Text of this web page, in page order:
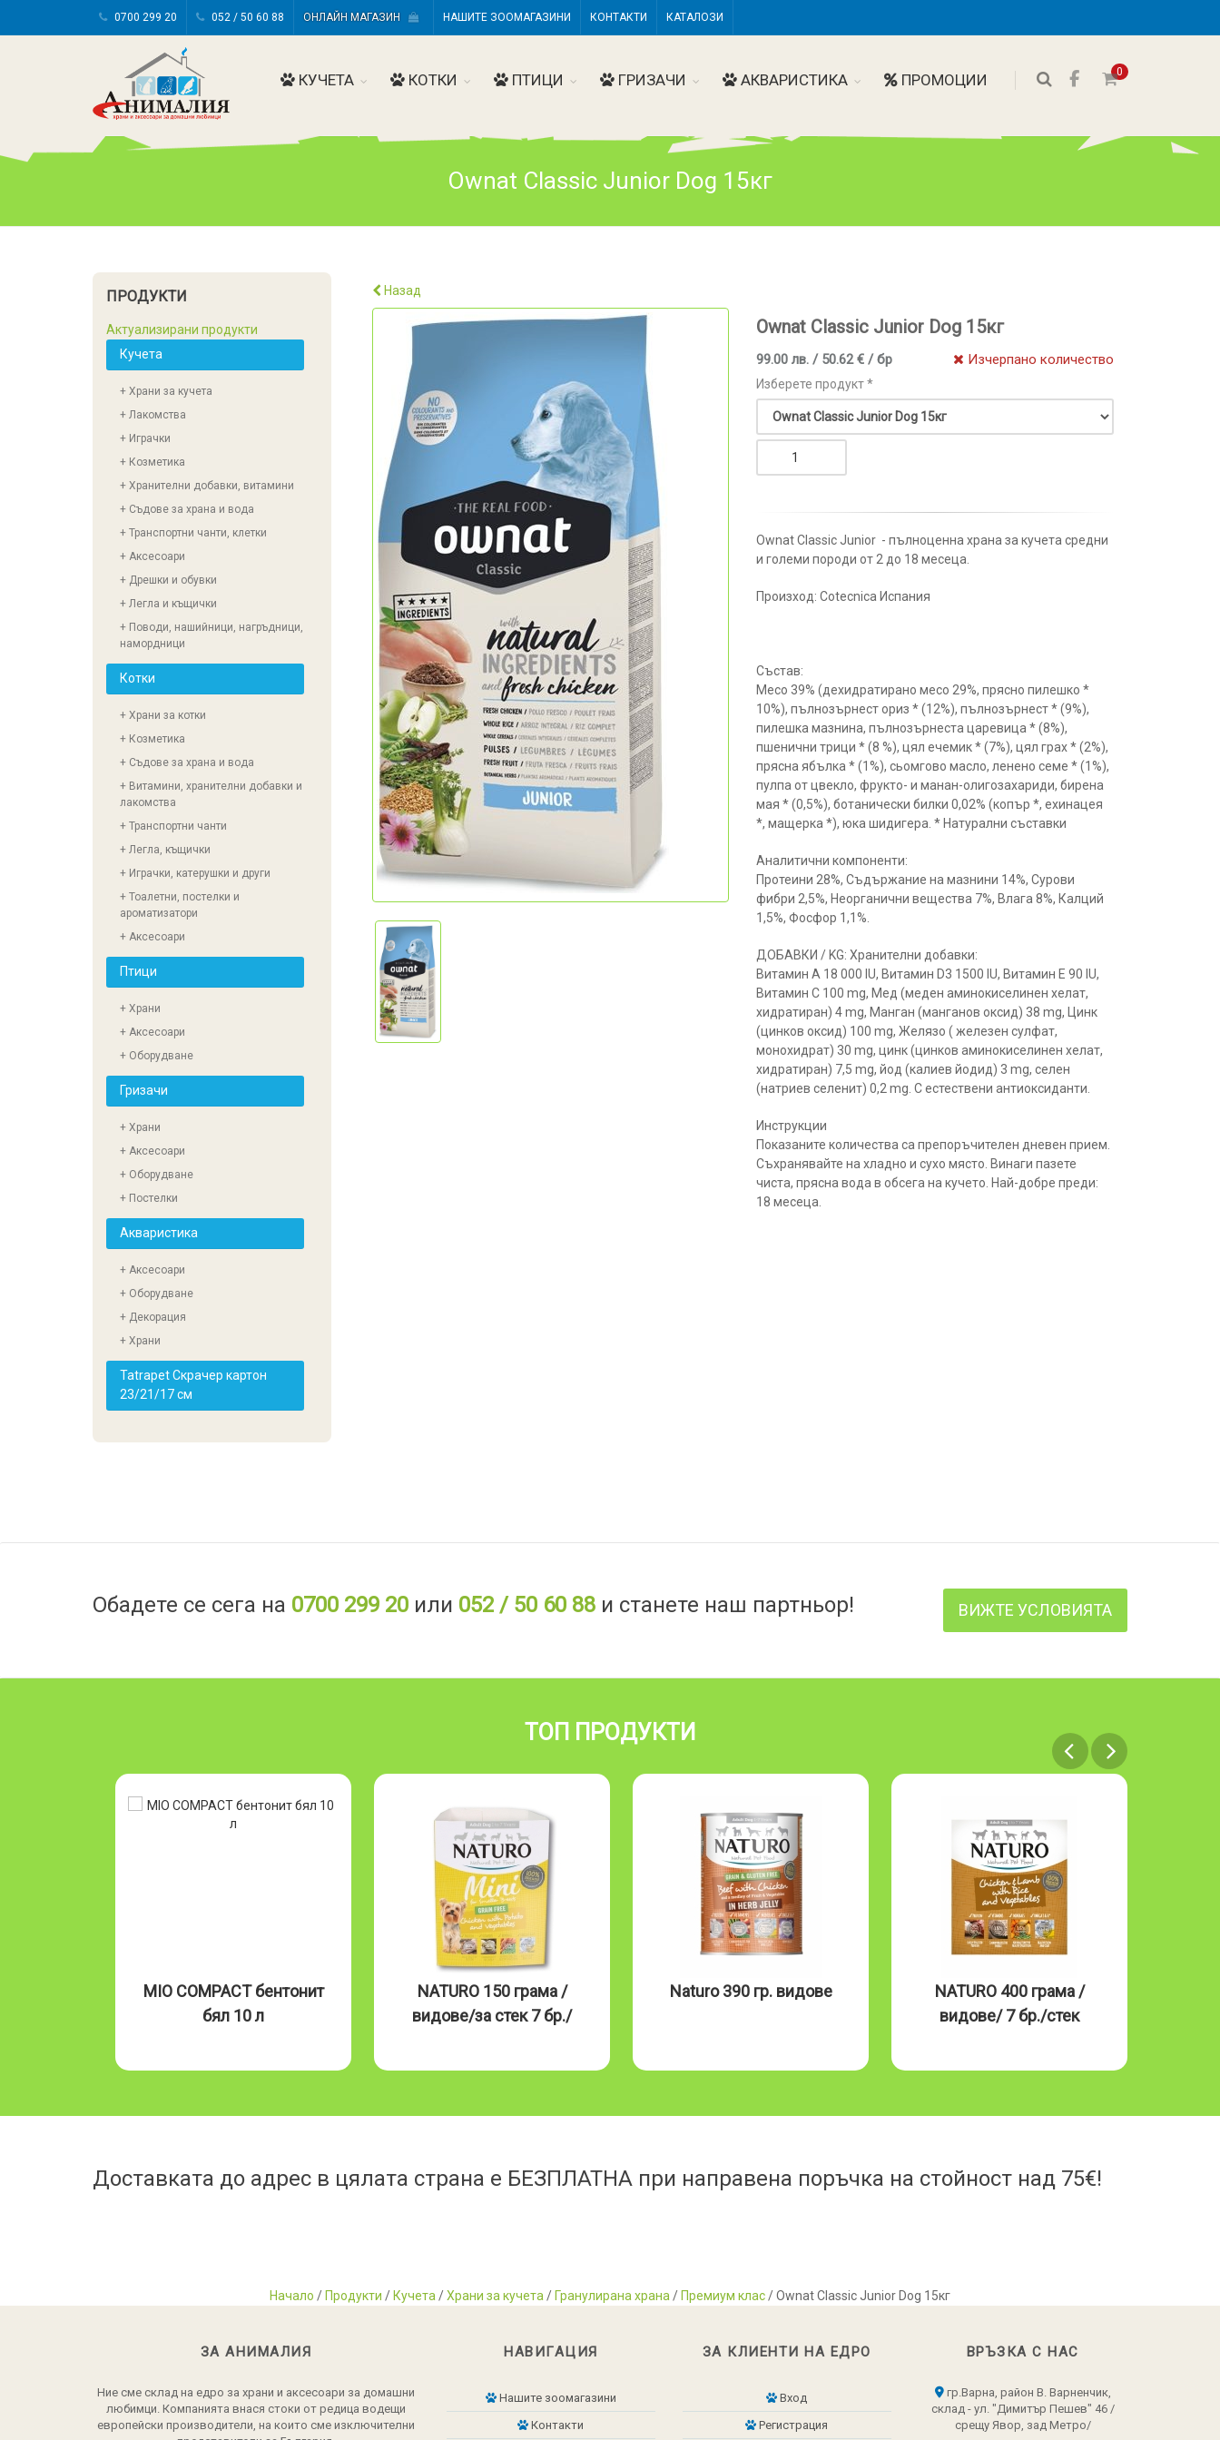
0700 299 20 052 / 50 60 88 ОНЛАЙН МАГАЗИН НАШИТЕ ЗООМАГАЗИНИ КОНТАКТИ КАТАЛОЗИ
0
КУЧЕТА КОТКИ ПТИЦИ ГРИЗАЧИ АКВАРИСТИКА ПРОМОЦИИ
Ownat Classic Junior Dog 15кг
Назад
Ownat Classic Junior Dog 15кг
99.00 лв. / 50.62 € / бр Изчерпано количество
Изберете продукт *
Ownat Classic Junior - пълноценна храна за кучета средни
и големи породи от 2 до 18 месеца.
Произход: Cotecnica Испания
Състав:
Месо 39% (дехидратирано месо 29%, прясно пилешко *
10%), пълнозърнест ориз * (12%), пълнозърнест * (9%),
пилешка мазнина, пълнозърнеста царевица * (8%),
пшенични трици * (8 %), цял ечемик * (7%), цял грах * (2%),
прясна ябълка * (1%), сьомгово масло, ленено семе * (1%),
пулпа от цвекло, фрукто- и манан-олигозахариди, бирена
мая * (0,5%), ботанически билки 0,02% (копър *, ехинацея
*, мащерка *), юка шидигера. * Натурални съставки
Аналитични компоненти:
Протеини 28%, Съдържание на мазнини 14%, Сурови
фибри 2,5%, Неорганични вещества 7%, Влага 8%, Калций
1,5%, Фосфор 1,1%.
ДОБАВКИ / KG: Хранителни добавки:
Витамин А 18 000 IU, Витамин D3 1500 IU, Витамин E 90 IU,
Витамин С 100 mg, Мед (меден аминокиселинен хелат,
хидратиран) 4 mg, Манган (манганов оксид) 38 mg, Цинк
(цинков оксид) 100 mg, Желязо ( железен сулфат,
монохидрат) 30 mg, цинк (цинков аминокиселинен хелат,
хидратиран) 7,5 mg, йод (калиев йодид) 3 mg, селен
(натриев селенит) 0,2 mg. С естествени антиоксиданти.
Инструкции
Показаните количества са препоръчителен дневен прием.
Съхранявайте на хладно и сухо място. Винаги пазете
чиста, прясна вода в обсега на кучето. Най-добре преди:
18 месеца.
ПРОДУКТИ
Актуализирани продукти
Кучета
+ Храни за кучета
+ Лакомства
+ Играчки
+ Козметика
+ Хранителни добавки, витамини
+ Съдове за храна и вода
+ Транспортни чанти, клетки
+ Аксесоари
+ Дрешки и обувки
+ Легла и къщички
+ Поводи, нашийници, нагръдници,
намордници
Котки
+ Храни за котки
+ Козметика
+ Съдове за храна и вода
+ Витамини, хранителни добавки и
лакомства
+ Транспортни чанти
+ Легла, къщички
+ Играчки, катерушки и други
+ Тоалетни, постелки и
ароматизатори
+ Аксесоари
Птици
+ Храни
+ Аксесоари
+ Оборудване
Гризачи
+ Храни
+ Аксесоари
+ Оборудване
+ Постелки
Акваристика
+ Аксесоари
+ Оборудване
+ Декорация
+ Храни
Tatrapet Скрачер картон
23/21/17 см
Обадете се сега на 0700 299 20или 052 / 50 60 88и станете наш партньор! ВИЖТЕ УСЛОВИЯТА
ТОП ПРОДУКТИ
MIO COMPACT бентонит
бял 10 л
NATURO 150 грама /
видове/за стек 7 бр./
Naturo 390 гр. видове
NATURO 400 грама /
видове/ 7 бр./стек
Доставката до адрес в цялата страна е БЕЗПЛАТНА при направена поръчка на стойност над 75€!
Начало / Продукти / Кучета /Храни за кучета / Гранулирана храна / Премиум клас/ Ownat Classic Junior Dog 15кг
ЗА АНИМАЛИЯ
Ние сме склад на едро за храни и аксесоари за домашни
любимци. Компанията внася стоки от редица водещи
европейски производители, на които сме изключителни
НАВИГАЦИЯ
Нашите зоомагазини
Контакти
ЗА КЛИЕНТИ НА ЕДРО
Вход
Регистрация
ВРЪЗКА С НАС
гр.Варна, район В. Варненчик,
склад - ул. "Димитър Пешев" 46 /
срещу Явор, зад Метро/